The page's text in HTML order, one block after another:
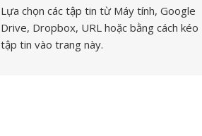
Lựa chọn các tập tin từ Máy tính, Google
Drive, Dropbox, URL hoặc bằng cách kéo
tập tin vào trang này.